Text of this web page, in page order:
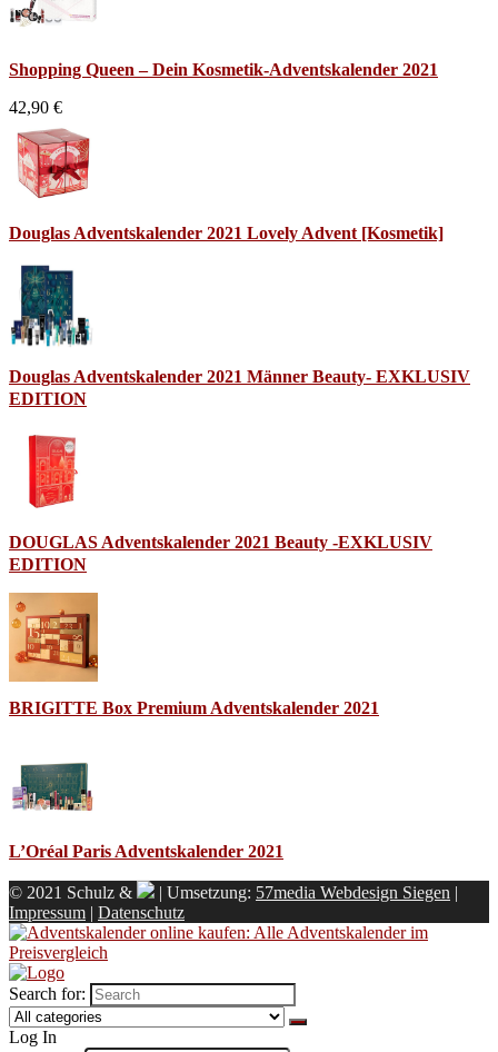
Shopping Queen – Dein Kosmetik-Adventskalender 2021
42,90 €
Douglas Adventskalender 2021 Lovely Advent [Kosmetik]
Douglas Adventskalender 2021 Männer Beauty- EXKLUSIV
EDITION
DOUGLAS Adventskalender 2021 Beauty -EXKLUSIV
EDITION
BRIGITTE Box Premium Adventskalender 2021
L’Oréal Paris Adventskalender 2021
© 2021 Schulz & | Umsetzung: 57media Webdesign Siegen |
Impressum | Datenschutz
Search for:
Log In